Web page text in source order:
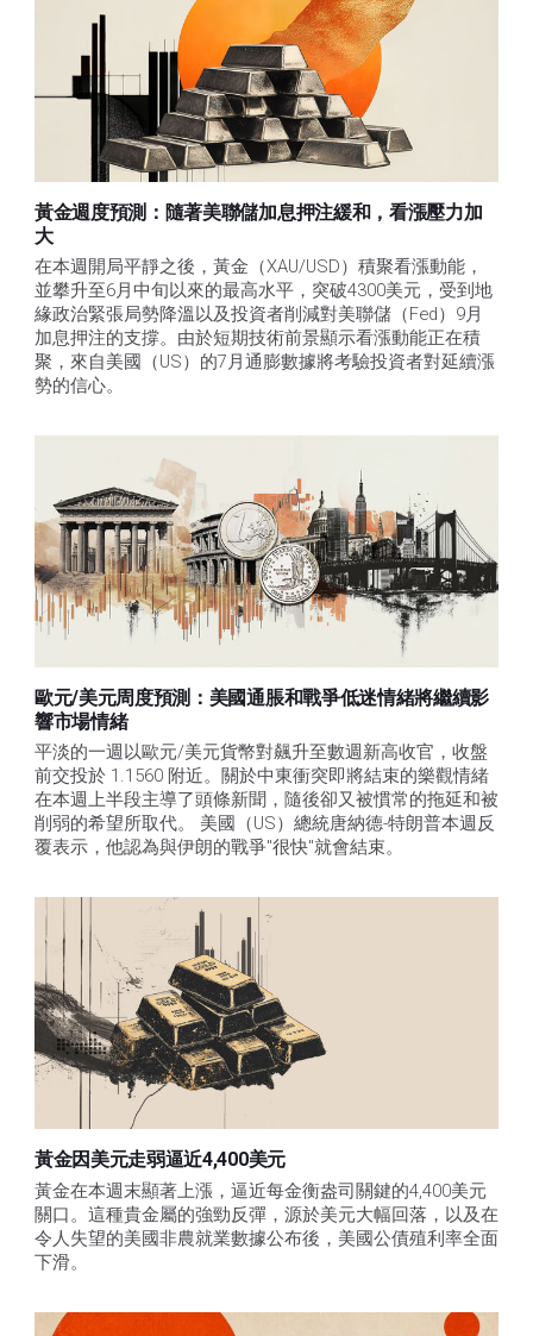
黃金週度預測：隨著美聯儲加息押注緩和，看漲壓力加
大
在本週開局平靜之後，黃金（XAU/USD）積聚看漲動能，
並攀升至6月中旬以來的最高水平，突破4300美元，受到地
緣政治緊張局勢降溫以及投資者削減對美聯儲（Fed）9月
加息押注的支撐。由於短期技術前景顯示看漲動能正在積
聚，來自美國（US）的7月通膨數據將考驗投資者對延續漲
勢的信心。
歐元/美元周度預測：美國通脹和戰爭低迷情緒將繼續影
響市場情緒
平淡的一週以歐元/美元貨幣對飆升至數週新高收官，收盤
前交投於 1.1560 附近。關於中東衝突即將結束的樂觀情緒
在本週上半段主導了頭條新聞，隨後卻又被慣常的拖延和被
削弱的希望所取代。 美國（US）總統唐納德-特朗普本週反
覆表示，他認為與伊朗的戰爭"很快"就會結束。
黃金因美元走弱逼近4,400美元
黃金在本週末顯著上漲，逼近每金衡盎司關鍵的4,400美元
關口。這種貴金屬的強勁反彈，源於美元大幅回落，以及在
令人失望的美國非農就業數據公布後，美國公債殖利率全面
下滑。